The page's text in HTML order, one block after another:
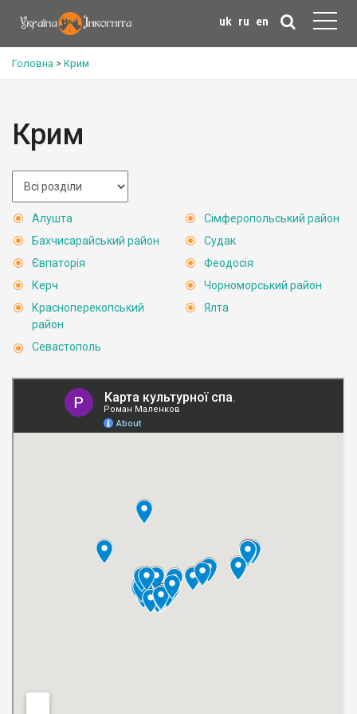
uk ru en
Головна > Крим
Крим
Алушта
Бахчисарайський район
Євпаторія
Керч
Красноперекопський
район
Севастополь
Сімферопольський район
Судак
Феодосія
Чорноморський район
Ялта